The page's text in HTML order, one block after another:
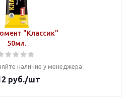
"Классик"
50мл.
наличие у менеджера
руб./шт